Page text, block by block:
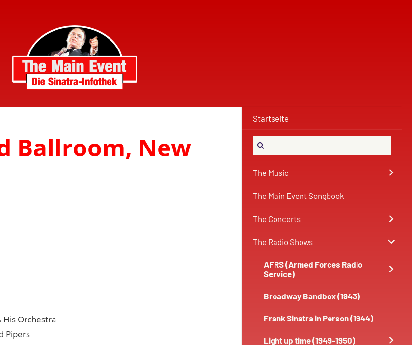
Startseite
The Music
The Main Event Songbook
The Concerts
The Radio Shows
AFRS (Armed Forces Radio
Service)
Broadway Bandbox (1943)
Frank Sinatra in Person (1944)
Light up time (1949-1950)
Ballroom, New
His Orchestra
Pipers